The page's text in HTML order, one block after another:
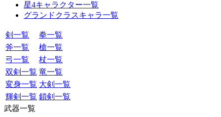
星4キャラクター一覧
グランドクラスキャラ一覧
剣一覧
拳一覧
斧一覧
槍一覧
弓一覧
杖一覧
双剣一覧 竜一覧
変身一覧 大剣一覧
輝剣一覧 鎖剣一覧
武器一覧